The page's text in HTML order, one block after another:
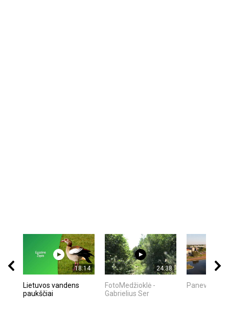
18:14
Lietuvos vandens
paukščiai
24:38
FotoMedžioklė -
Gabrielius Ser
Panevėžys |